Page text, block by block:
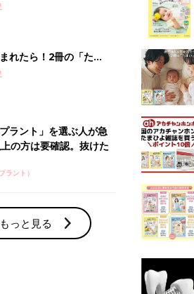
ブ 夏号』〈巻頭大特
れたら！2冊の「たま
ラント」を選ぶ人が急
の方は要確認。抜けた
ラント）
っと見る